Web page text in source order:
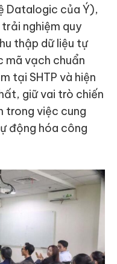
Datalogic của Ý),
nghiệm quy
thập dữ liệu tự
mã vạch chuẩn
tại SHTP và hiện
giữ vai trò chiến
trong việc cung
động hóa công